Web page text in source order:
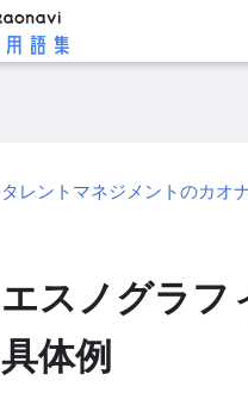
タレントマネジメントのカオ
エスノグラフ
具体例